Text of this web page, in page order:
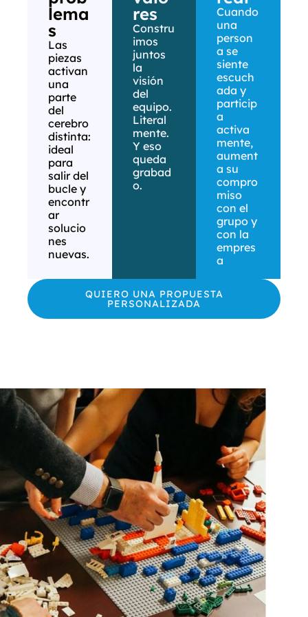
lema
s
Las
piezas
activan
una
parte
del
cerebro
distinta:
ideal
para
salir del
bucle y
encontr
ar
solucio
nes
nuevas.
res
Constru
imos
juntos
la
visión
del
equipo.
Literal
mente.
Y eso
queda
grabad
o.
Cuando
una
person
a se
siente
escuch
ada y
particip
a
activa
mente,
aument
a su
compro
miso
con el
grupo y
con la
empres
a
QUIERO UNA PROPUESTA
PERSONALIZADA